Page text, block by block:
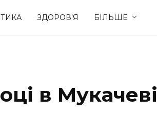
ЗДОРОВ’Я БІЛЬШЕ
Стиль життя
в Мукачеві